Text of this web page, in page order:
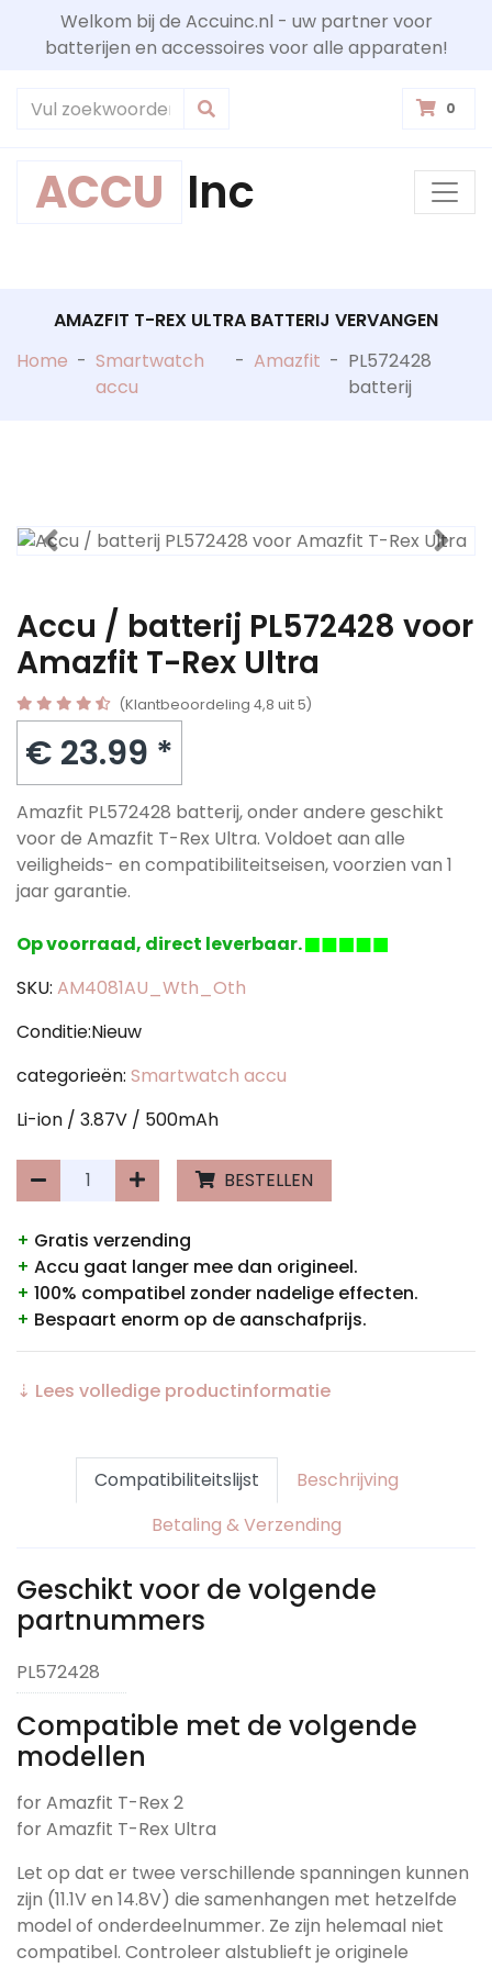
Welkom bij de Accuinc.nl - uw partner voor
batterijen en accessoires voor alle apparaten!
0
ACCU Inc
AMAZFIT T-REX ULTRA BATTERIJ VERVANGEN
Home - Smartwatch
accu
- Amazfit - PL572428
batterij
Accu / batterij PL572428 voor
Amazfit T-Rex Ultra
(Klantbeoordeling 4,8 uit 5)
€ 23.99 *
Amazfit PL572428 batterij, onder andere geschikt
voor de Amazfit T-Rex Ultra. Voldoet aan alle
veiligheids- en compatibiliteitseisen, voorzien van 1
jaar garantie.
Op voorraad, direct leverbaar.
SKU: AM4081AU_Wth_Oth
Conditie:Nieuw
categorieën: Smartwatch accu
Li-ion / 3.87V / 500mAh
BESTELLEN
+ Gratis verzending
+ Accu gaat langer mee dan origineel.
+ 100% compatibel zonder nadelige effecten.
+ Bespaart enorm op de aanschafprijs.
⇣ Lees volledige productinformatie
Compatibiliteitslijst
Beschrijving
Betaling & Verzending
Geschikt voor de volgende
partnummers
PL572428
Compatible met de volgende
modellen
for Amazfit T-Rex 2
for Amazfit T-Rex Ultra
Let op dat er twee verschillende spanningen kunnen
zijn (11.1V en 14.8V) die samenhangen met hetzelfde
model of onderdeelnummer. Ze zijn helemaal niet
compatibel. Controleer alstublieft je originele